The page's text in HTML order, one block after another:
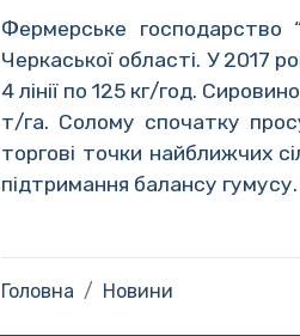
Фермерське господарство
Черкаської області. У 2017
4 лінії по 125 кг/год.
т/га. Солому спочатку
торгові точки найближчих
підтримання балансу гумусу.
Головна Новини